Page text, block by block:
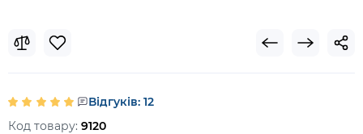
Відгуків: 12
Код товару: 9120